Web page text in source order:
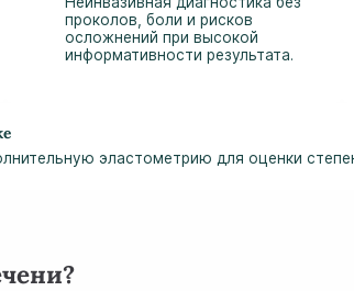
проколов, боли и рисков
осложнений при высокой
информативности результата.
эластометрию для оценки